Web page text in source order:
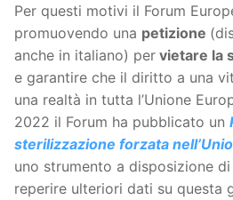
Per questi motivi il Forum
promuovendo una petizione
anche in italiano) per vietare la
e garantire che il diritto a una
una realtà in tutta l’Unione
2022 il Forum ha pubblicato un
sterilizzazione forzata
uno strumento a disposizione
reperire ulteriori dati su questa